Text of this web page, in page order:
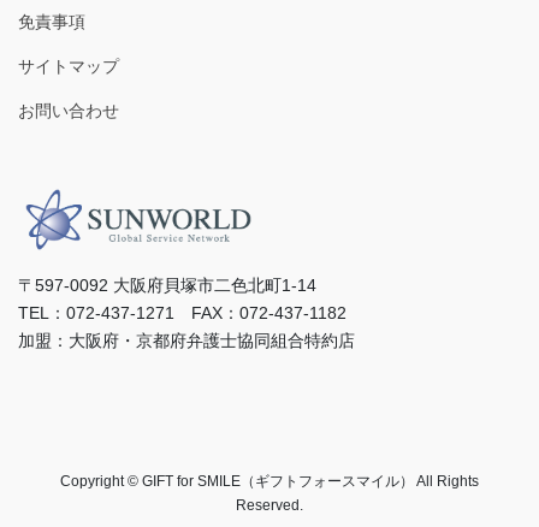
免責事項
サイトマップ
お問い合わせ
〒597-0092 ⼤阪府⾙塚市⼆⾊北町1-14
TEL：072-437-1271 FAX：072-437-1182
加盟：⼤阪府・京都府弁護⼠協同組合特約店
Copyright © GIFT for SMILE（ギフトフォースマイル） All Rights
Reserved.